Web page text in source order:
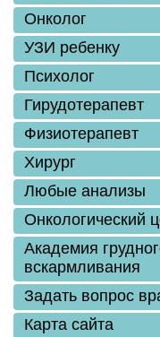
Онколог
УЗИ ребенку
Психолог
Гирудотерапевт
Физиотерапевт
Хирург
Любые анализы
Онкологический
Академия
вскармливания
Задать вопрос
Карта сайта